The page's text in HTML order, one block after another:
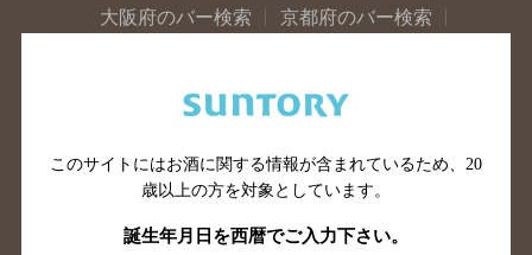
大阪府のバー検索
京都府のバー検索
滋賀県のバー検索
和歌山県のバー検索
山口県のバー検索
鳥取県のバー検索
島根県のバー検索
徳島県のバー検索
香川県のバー検索
愛媛県のバー検索
このサイトにはお酒に関する情報が含まれているため、 20
歳以上の方を対象としています。
誕生年月日を西暦でご入力下さい。